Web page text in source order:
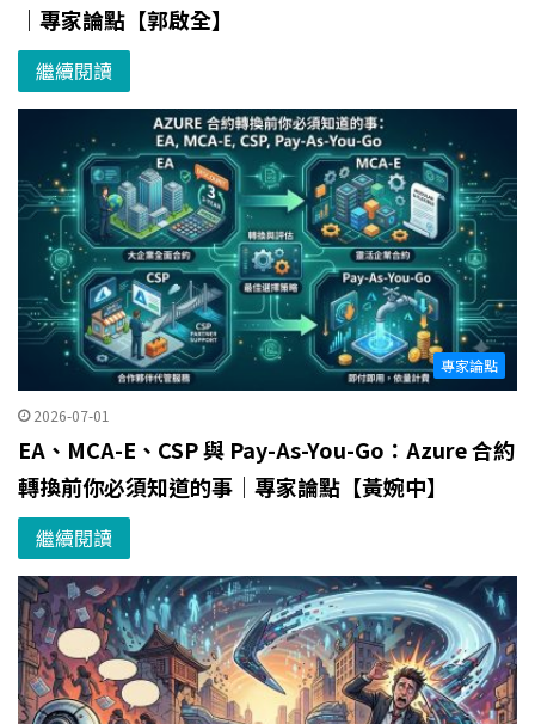
｜專家論點【郭啟全】
繼續閱讀
專家論點
2026-07-01
EA、MCA-E、CSP 與 Pay-As-You-Go：Azure 合約
轉換前你必須知道的事｜專家論點【黃婉中】
繼續閱讀